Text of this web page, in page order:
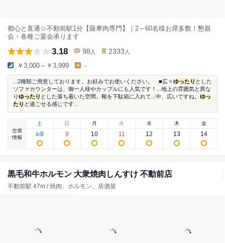
都心と直通☆不動前駅1分【薩摩肉専門】｜2～60名様お席多数！懇親
会・各種ご宴会承ります
3.18 98 人 2333 人
￥3,000～￥3,999 -
...2種類ご用意しております。お好みでお使いください。 ■広々ゆったり とした
ソファカウンターは、御一人様やカップルにも人気です！...地上の雰囲気と異な
りゆったり とした落ち着いた空間。靴を下駄箱に入れて...中、広いですね。 ゆっ
たり と過ごせる感じです...
空席
情報
土
8/8
日
9
月
10
火
11
水
12
木
13
金
14
黒毛和牛ホルモン 大衆焼肉しんすけ 不動前店
不動前駅 47m / 焼肉、ホルモン、居酒屋